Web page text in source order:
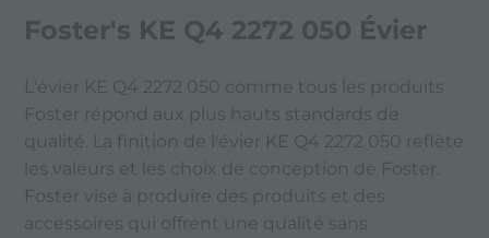
Foster's KE Q4 2272 050 Évier
L'évier KE Q4 2272 050 comme tous les produits
Foster répond aux plus hauts standards de
qualité. La finition de l'évier KE Q4 2272 050 reflète
les valeurs et les choix de conception de Foster.
Foster vise à produire des produits et des
accessoires qui offrent une qualité sans